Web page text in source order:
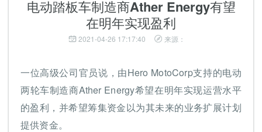
电动踏板车制造商Ather Energy有望
在明年实现盈利
2021-04-26 17:17:40 来源：
一位高级公司官员说，由Hero MotoCorp支持的电动
两轮车制造商Ather Energy希望在明年实现运营水平
的盈利，并希望筹集资金以为其未来的业务扩展计划
提供资金。